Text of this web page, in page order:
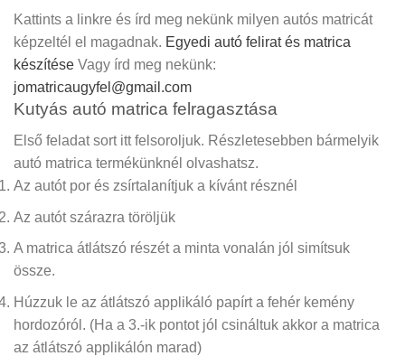
Kattints a linkre és írd meg nekünk milyen autós matricát
képzeltél el magadnak. Egyedi autó felirat és matrica
készítése Vagy írd meg nekünk:
jomatricaugyfel@gmail.com
Kutyás autó matrica felragasztása
Első feladat sort itt felsoroljuk. Részletesebben bármelyik
autó matrica termékünknél olvashatsz.
Az autót por és zsírtalanítjuk a kívánt résznél
Az autót szárazra töröljük
A matrica átlátszó részét a minta vonalán jól simítsuk
össze.
Húzzuk le az átlátszó applikáló papírt a fehér kemény
hordozóról. (Ha a 3.-ik pontot jól csináltuk akkor a matrica
az átlátszó applikálón marad)